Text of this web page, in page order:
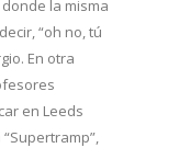
la misma
“oh no, tú
En otra
en Leeds